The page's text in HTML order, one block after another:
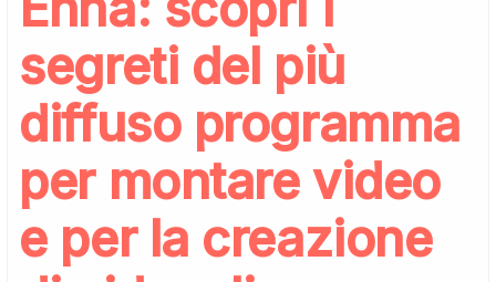
segreti del più
diffuso programma
per montare video
e per la creazione